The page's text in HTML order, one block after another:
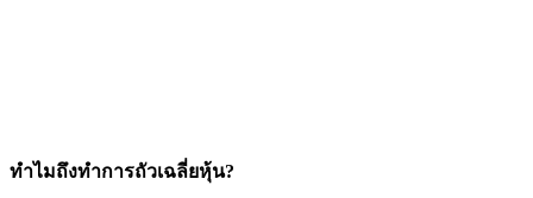
ทำไมถึงทำการถัวเฉลี่ยหุ้น?